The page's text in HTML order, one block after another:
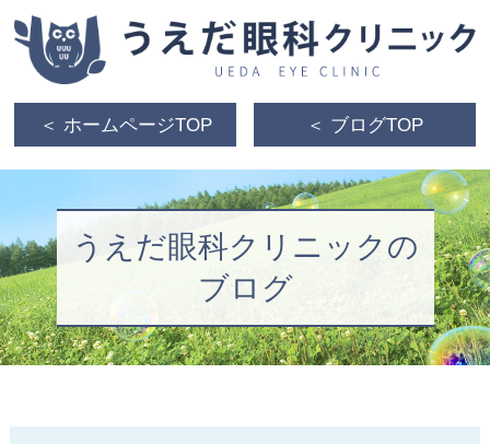
＜ ホームページTOP ＜ ブログTOP
うえだ眼科クリニックの
ブログ